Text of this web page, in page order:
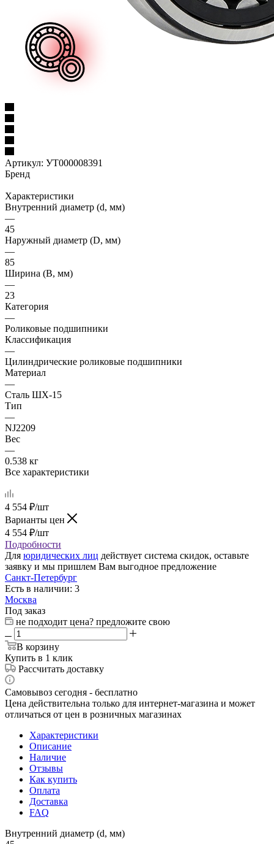
Артикул: УТ000008391
Бренд
Характеристики
Внутренний диаметр (d, мм)
—
45
Наружный диаметр (D, мм)
—
85
Ширина (B, мм)
—
23
Категория
—
Роликовые подшипники
Классификация
—
Цилиндрические роликовые подшипники
Материал
—
Сталь ШХ-15
Тип
—
NJ2209
Вес
—
0.538 кг
Все характеристики
4 554 ₽/шт
Варианты цен
4 554 ₽/шт
Подробности
Для юридических лиц действует система скидок, оставьте
заявку и мы пришлем Вам выгодное предложение
Санкт-Петербург
Есть в наличии: 3
Москва
Под заказ
не подходит цена? предложите свою
В корзину
Купить в 1 клик
Рассчитать доставку
Самовывоз сегодня - бесплатно
Цена действительна только для интернет-магазина и может
отличаться от цен в розничных магазинах
Характеристики
Описание
Наличие
Отзывы
Как купить
Оплата
Доставка
FAQ
Внутренний диаметр (d, мм)